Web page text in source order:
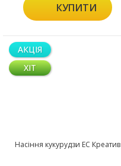
КУПИТИ
АКЦІЯ
ХІТ
Насіння кукурудзи ЕС Креатив